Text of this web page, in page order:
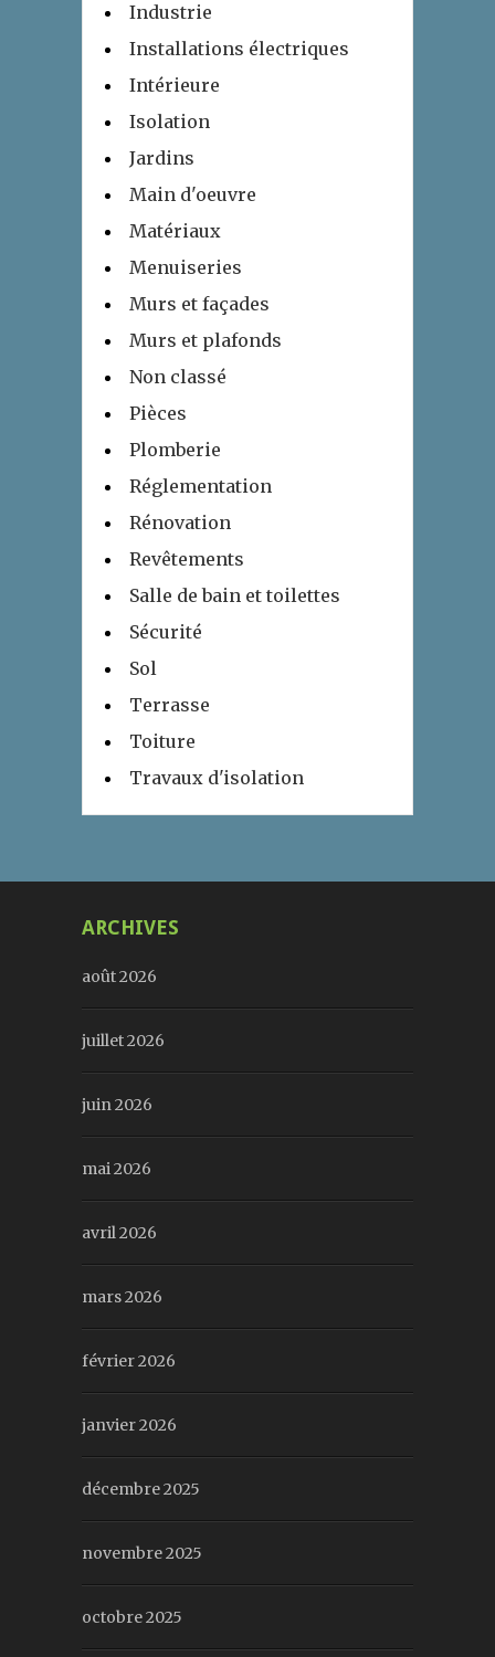
Industrie
Installations électriques
Intérieure
Isolation
Jardins
Main d'oeuvre
Matériaux
Menuiseries
Murs et façades
Murs et plafonds
Non classé
Pièces
Plomberie
Réglementation
Rénovation
Revêtements
Salle de bain et toilettes
Sécurité
Sol
Terrasse
Toiture
Travaux d'isolation
ARCHIVES
août 2026
juillet 2026
juin 2026
mai 2026
avril 2026
mars 2026
février 2026
janvier 2026
décembre 2025
novembre 2025
octobre 2025